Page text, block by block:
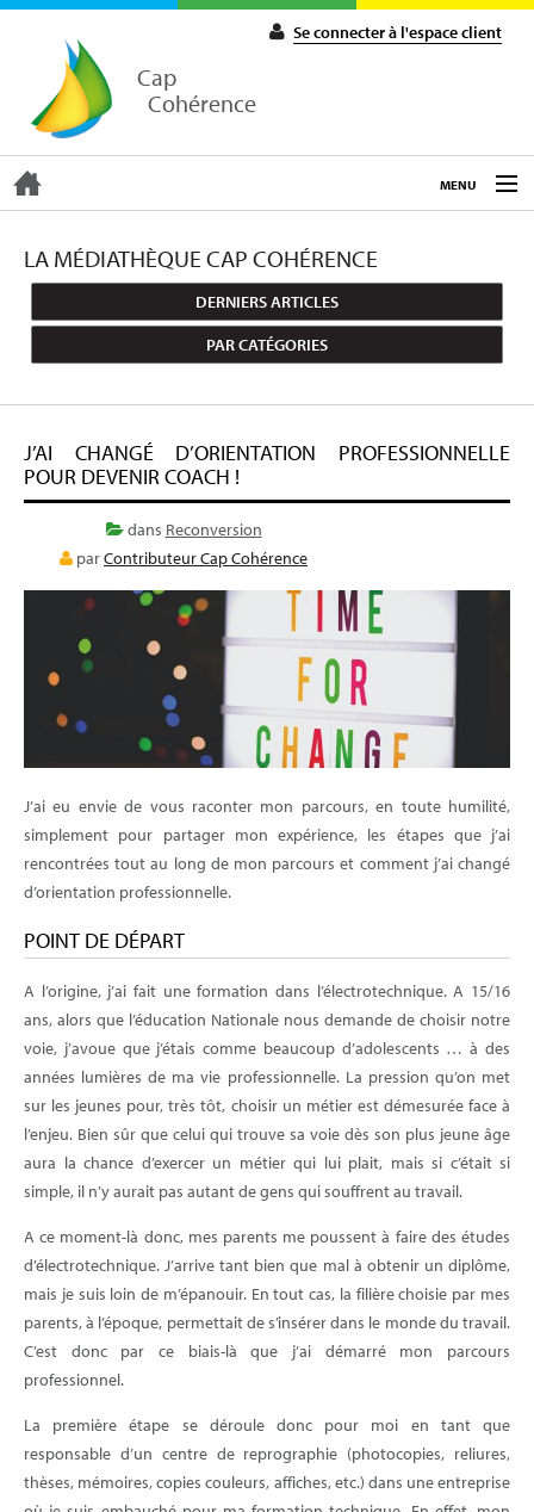
Cap
Cohérence
Se connecter à l'espace client
MENU
ACCUEIL
EXPERTISE
FORMATIONS
E-LEARNING
LA MÉDIATHÈQUE CAP COHÉRENCE
DERNIERS ARTICLES
PAR CATÉGORIES
J’AI CHANGÉ D’ORIENTATION PROFESSIONNELLE
POUR DEVENIR COACH !
dans Reconversion
parContributeur Cap Cohérence
J’ai eu envie de vous raconter mon parcours, en toute humilité,
simplement pour partager mon expérience, les étapes que j’ai
rencontrées tout au long de mon parcours et comment j’ai changé
d’orientation professionnelle.
POINT DE DÉPART
A l’origine, j’ai fait une formation dans l’électrotechnique. A 15/16
ans, alors que l’éducation Nationale nous demande de choisir notre
voie, j’avoue que j’étais comme beaucoup d’adolescents … à des
années lumières de ma vie professionnelle. La pression qu’on met
sur les jeunes pour, très tôt, choisir un métier est démesurée face à
l’enjeu. Bien sûr que celui qui trouve sa voie dès son plus jeune âge
aura la chance d’exercer un métier qui lui plait, mais si c’était si
simple, il n’y aurait pas autant de gens qui souffrent au travail.
A ce moment-là donc, mes parents me poussent à faire des études
d’électrotechnique. J’arrive tant bien que mal à obtenir un diplôme,
mais je suis loin de m’épanouir. En tout cas, la filière choisie par mes
parents, à l’époque, permettait de s’insérer dans le monde du travail.
C’est donc par ce biais-là que j’ai démarré mon parcours
professionnel.
La première étape se déroule donc pour moi en tant que
responsable d’un centre de reprographie (photocopies, reliures,
thèses, mémoires, copies couleurs, affiches, etc.) dans une entreprise